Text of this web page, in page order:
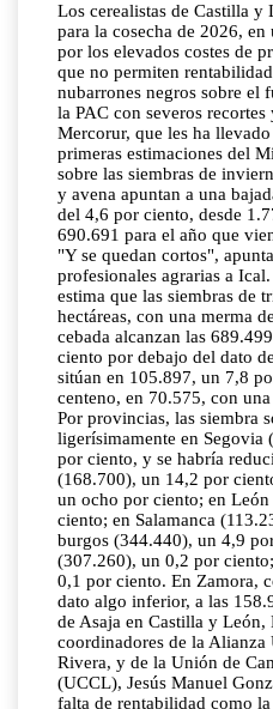
Los cerealistas de Castilla y
para la cosecha de 2026,
por los elevados costes de
que no permiten
nubarrones negros sobre el
la PAC con severos
Mercorur, que les ha
primeras estimaciones del
sobre las siembras de
y avena apuntan a una
del 4,6 por ciento, desde
690.691 para el año que
"Y se quedan cortos",
profesionales agrarias a
estima que las siembras de
hectáreas, con una merma
cebada alcanzan las
ciento por debajo del dato
sitúan en 105.897, un 7,8
centeno, en 70.575, con
Por provincias, las siembra
ligerísimamente en Segovia
por ciento, y se habría
(168.700), un 14,2 por
un ocho por ciento; en
ciento; en Salamanca
burgos (344.440), un 4,9
(307.260), un 0,2 por
0,1 por ciento. En Zamora,
dato algo inferior, a las
de Asaja en Castilla y
coordinadores de la
Rivera, y de la Unión de
(UCCL), Jesús Manuel
falta de rentabilidad como